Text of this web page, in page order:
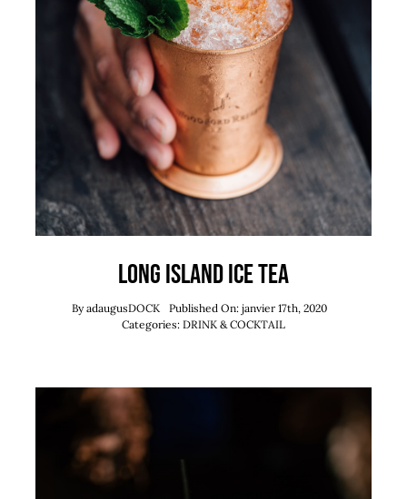
Long Island Ice Tea
ByadaugusDOCK
Published On: janvier 17th, 2020
Categories: DRINK & COCKTAIL